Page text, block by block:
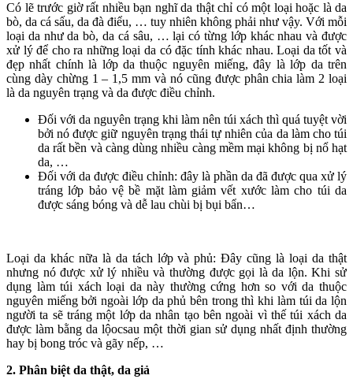
Có lẽ trước giờ rất nhiều bạn nghĩ da thật chỉ có một loại hoặc là da
bò, da cá sấu, da đà điểu, … tuy nhiên không phải như vậy. Với mỗi
loại da như da bò, da cá sâu, … lại có từng lớp khác nhau và được
xử lý để cho ra những loại da có đặc tính khác nhau. Loại da tốt và
đẹp nhất chính là lớp da thuộc nguyên miếng, đây là lớp da trên
cùng dày chừng 1 – 1,5 mm và nó cũng được phân chia làm 2 loại
là da nguyên trạng và da được điều chỉnh.
Đối với da nguyên trạng khi làm nên túi xách thì quá tuyệt vời
bởi nó được giữ nguyên trạng thái tự nhiên của da làm cho túi
da rất bền và càng dùng nhiều càng mềm mại không bị nổ hạt
da, …
Đối với da được điều chỉnh: đây là phần da đã được qua xử lý
tráng lớp bảo vệ bề mặt làm giảm vết xước làm cho túi da
được sáng bóng và dễ lau chùi bị bụi bẩn…
Loại da khác nữa là da tách lớp và phủ: Đây cũng là loại da thật
nhưng nó được xử lý nhiều và thường được gọi là da lộn. Khi sử
dụng làm túi xách loại da này thường cứng hơn so với da thuộc
nguyên miếng bởi ngoài lớp da phủ bên trong thì khi làm túi da lộn
người ta sẽ tráng một lớp da nhân tạo bên ngoài vì thế túi xách da
được làm bằng da lộocsau một thời gian sử dụng nhất định thường
hay bị bong tróc và gãy nếp, …
2. Phân biệt da thật, da giả